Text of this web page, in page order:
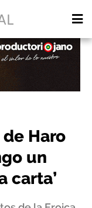
Haro
un
carta’